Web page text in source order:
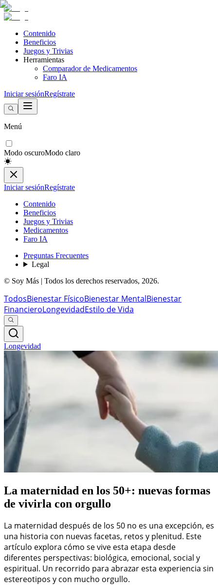
Contenido
Beneficios
Juegos y Trivias
Herramientas
Comparador de Medicamentos
Faro IA
Iniciar sesiónRegístrate
Menú
Modo oscuroModo claro
Iniciar sesiónRegístrate
Contenido
Beneficios
Juegos y Trivias
Medicamentos
Faro IA
Preguntas Frecuentes
Legal
© Soy Más | Todos los derechos reservados, 2026.
TodosBienestar FísicoBienestar MentalBienestar
FinancieroLongevidadEstilo de Vida
Longevidad
La maternidad en los 50+: nuevas formas
de vivirla con orgullo
La maternidad después de los 50 no es una excepción, es
una historia con nuevas facetas, retos y plenitud. Este
artículo explora cómo se vive esta etapa desde
diferentes perspectivas: biológica, emocional, social y
espiritual. Un recorrido para abrazar esta experiencia sin
estereotipos y con mucho orgullo.